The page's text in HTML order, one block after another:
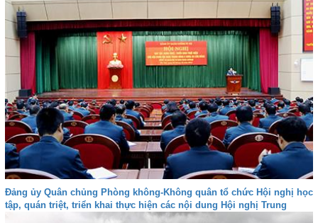
Đảng ủy Quân chủng Phòng không-Không quân tổ chức Hội nghị học
tập, quán triệt, triển khai thực hiện các nội dung Hội nghị Trung